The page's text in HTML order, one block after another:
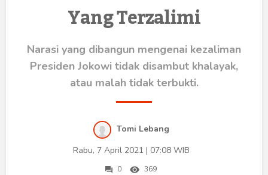
Hankam
Humaniora
Yang Terzalimi
Narasi yang dibangun mengenai kezaliman
Presiden Jokowi tidak disambut khalayak,
atau malah tidak terbukti.
Tomi Lebang
Rabu, 7 April 2021 | 07:08 WIB
0 369